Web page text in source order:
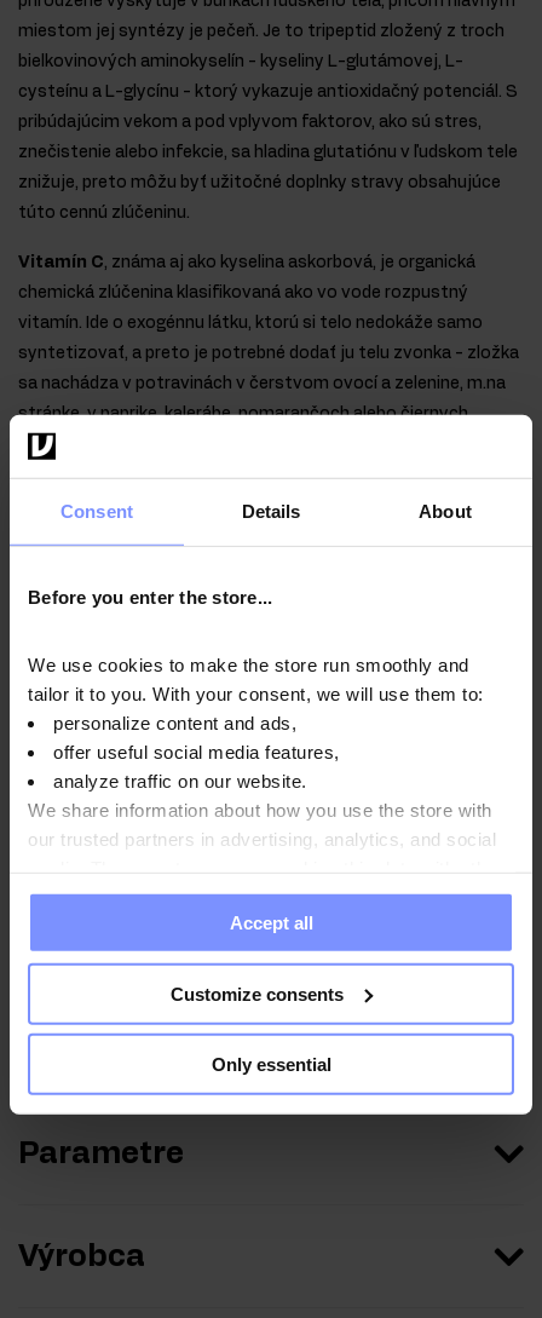
Consent Details About
Before you enter the store...
We use cookies to make the store run smoothly and
tailor it to you. With your consent, we will use them to:
personalize content and ads,
offer useful social media features,
analyze traffic on our website.
We share information about how you use the store with
our trusted partners in advertising, analytics, and social
information you have provided to them or that they have
collected when you use their services. Do you agree?
Accept all
Customize consents
Only essential
miestom jej syntézy je pečeň. Je to tripeptid zložený z troch
bielkovinových aminokyselín - kyseliny L-glutámovej, L-
cysteínu a L-glycínu - ktorý vykazuje antioxidačný potenciál. S
pribúdajúcim vekom a pod vplyvom faktorov, ako sú stres,
znečistenie alebo infekcie, sa hladina glutatiónu v ľudskom tele
znižuje, preto môžu byť užitočné doplnky stravy obsahujúce
túto cennú zlúčeninu.
Vitamín C, známa aj ako kyselina askorbová, je organická
chemická zlúčenina klasifikovaná ako vo vode rozpustný
vitamín. Ide o exogénnu látku, ktorú si telo nedokáže samo
syntetizovať, a preto je potrebné dodať ju telu zvonka - zložka
sa nachádza v potravinách v čerstvom ovocí a zelenine, m.na
stránke. v paprike, kalerábe, pomarančoch alebo čiernych
ríbezliach, ako aj v potravinových doplnkoch.
v prípravku OstroVit Collagen +
Matcha
Vitamín Cpomáha pri správnej tvorbe kolagénu, ktorý
ďasien, zubov a pokožky. Okrem toho prispieva k primeranému
energetickému metabolizmu a pomáha udržiavať optimálne
psychické funkcie. Kyselina L-askorbová tiež podporuje
normálne fungovanie nervového a imunitného systému a
prispieva k zníženiu pocitu únavy a vyčerpania a pomáha chrániť
bunky pred oxidačným stresom.
Návod na použitie
Výživové informácie
Parametre
Výrobca